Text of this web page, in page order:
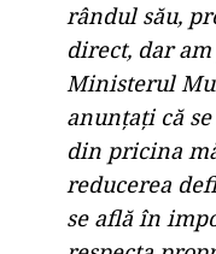
rândul său,
direct, dar
Ministerul
anunțați că
din pricina
reducerea
se află în